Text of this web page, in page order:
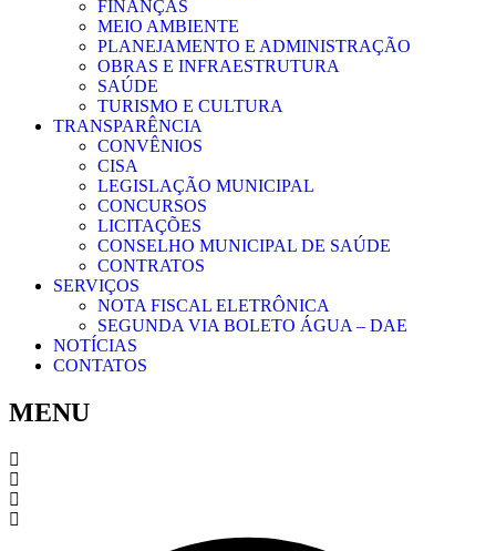
FINANÇAS
MEIO AMBIENTE
PLANEJAMENTO E ADMINISTRAÇÃO
OBRAS E INFRAESTRUTURA
SAÚDE
TURISMO E CULTURA
TRANSPARÊNCIA
CONVÊNIOS
CISA
LEGISLAÇÃO MUNICIPAL
CONCURSOS
LICITAÇÕES
CONSELHO MUNICIPAL DE SAÚDE
CONTRATOS
SERVIÇOS
NOTA FISCAL ELETRÔNICA
SEGUNDA VIA BOLETO ÁGUA – DAE
NOTÍCIAS
CONTATOS
MENU